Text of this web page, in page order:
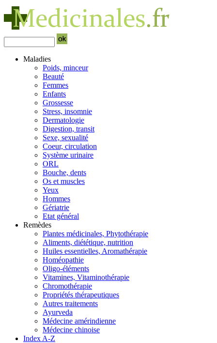
Maladies
Poids, minceur
Beauté
Femmes
Enfants
Grossesse
Stress, insomnie
Dermatologie
Digestion, transit
Sexe, sexualité
Coeur, circulation
Système urinaire
ORL
Bouche, dents
Os et muscles
Yeux
Hommes
Gériatrie
Etat général
Remèdes
Plantes médicinales, Phytothérapie
Aliments, diététique, nutrition
Huiles essentielles, Aromathérapie
Homéopathie
Oligo-éléments
Vitamines, Vitaminothérapie
Chromothérapie
Propriétés thérapeutiques
Autres traitements
Ayurveda
Médecine amérindienne
Médecine chinoise
Index A-Z